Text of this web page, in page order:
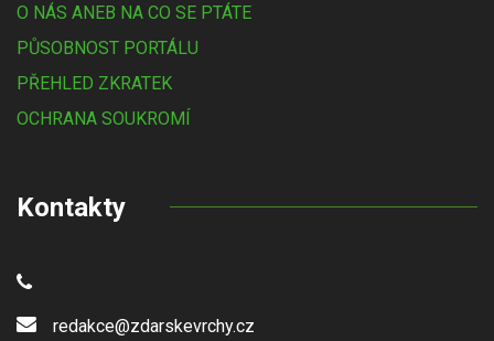
O NÁS ANEB NA CO SE PTÁTE
PŮSOBNOST PORTÁLU
PŘEHLED ZKRATEK
OCHRANA SOUKROMÍ
Kontakty
redakce@zdarskevrchy.cz